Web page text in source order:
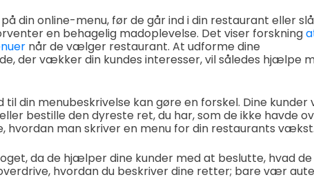
din online-menu, før de går ind i din restaurant eller
en behagelig madoplevelse. Det viser forskning
når de vælger restaurant. At udforme dine
der vækker din kundes interesser, vil således hjælpe
din menubeskrivelse kan gøre en forskel. Dine kunder
bestille den dyreste ret, du har, som de ikke havde
hvordan man skriver en menu for din restaurants vækst.
da de hjælper dine kunder med at beslutte, hvad de
hvordan du beskriver dine retter; bare vær